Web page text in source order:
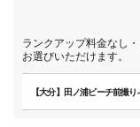
ランクアップ料金なし
お選びいただけます。
【大分】田ノ浦ビーチ前撮